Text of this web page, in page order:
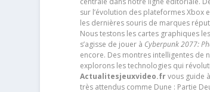
sur l’évolution des plateformes Xbox
les dernières souris de marques
Nous testons les cartes graphiques
s’agisse de jouer à Cyberpunk 2077:
encore. Des montres intelligentes de
explorons les technologies qui
Actualitesjeuxvideo.frvous guide
très attendus comme Dune : Partie